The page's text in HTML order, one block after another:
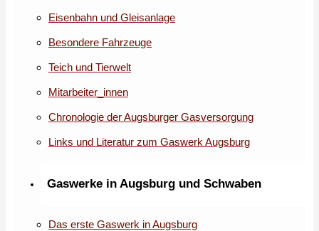
Eisenbahn und Gleisanlage
Besondere Fahrzeuge
Teich und Tierwelt
Mitarbeiter_innen
Chronologie der Augsburger Gasversorgung
Links und Literatur zum Gaswerk Augsburg
Gaswerke in Augsburg und Schwaben
Das erste Gaswerk in Augsburg